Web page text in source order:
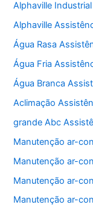
Alphaville
Alphaville
Água Rasa
Água Fria
Água Branca
Aclimação
grande Abc
Manutenção ar-
Manutenção ar-
Manutenção ar-
Manutenção ar-